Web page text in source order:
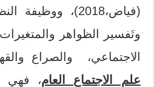
(فياض،2018)،
وتَفسير الظواهر
الاجتماعي، والصراع
علم الاجتماع العام، فهي